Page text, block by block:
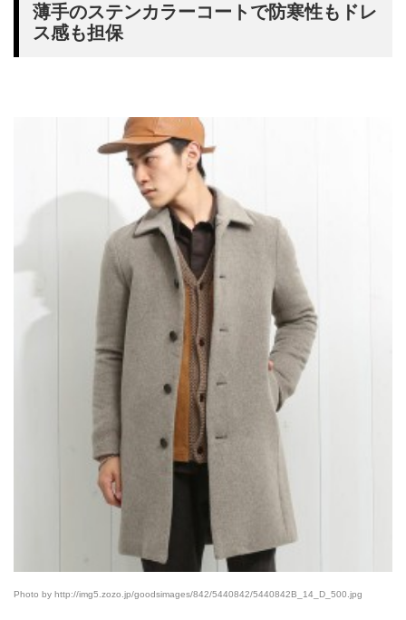
薄手のステンカラーコートで防寒性もドレ
ス感も担保
Photo by http://img5.zozo.jp/goodsimages/842/5440842/5440842B_14_D_500.jpg